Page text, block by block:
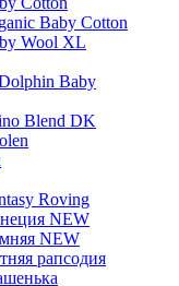
Baby Cotton
Wool XL
Baby
Blend DK
Roving
NEW
NEW
рапсодия